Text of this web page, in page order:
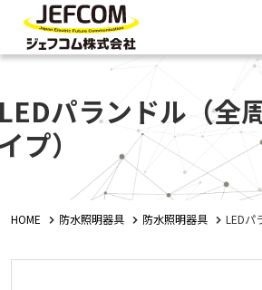
パランドル（全
プ）
HOME 防水照明器具 防水照明器具 LEDパ